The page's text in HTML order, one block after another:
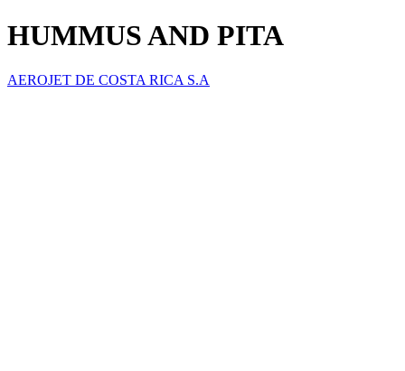
HUMMUS AND PITA
AEROJET DE COSTA RICA S.A